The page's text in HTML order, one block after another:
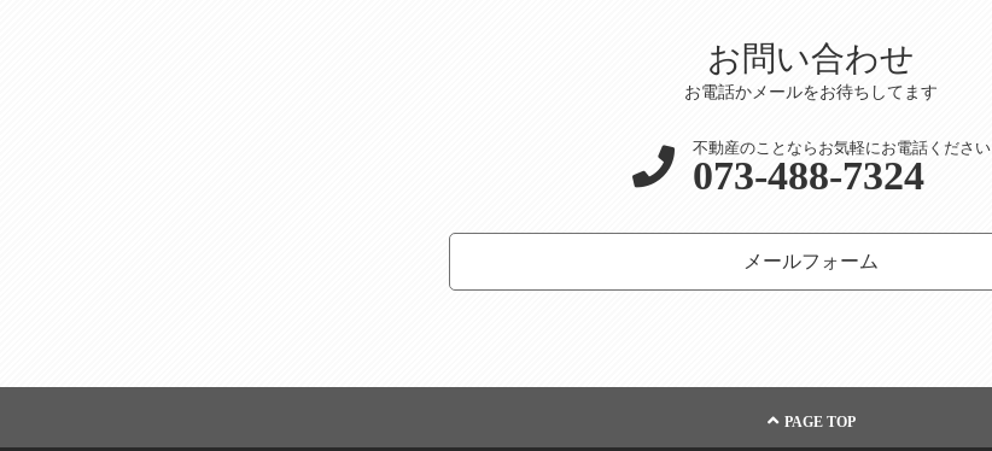
お問い合わせ
お電話かメールをお待ちしてます
不動産のことならお気軽にお電話ください
073-488-7324
メールフォーム
PAGE TOP